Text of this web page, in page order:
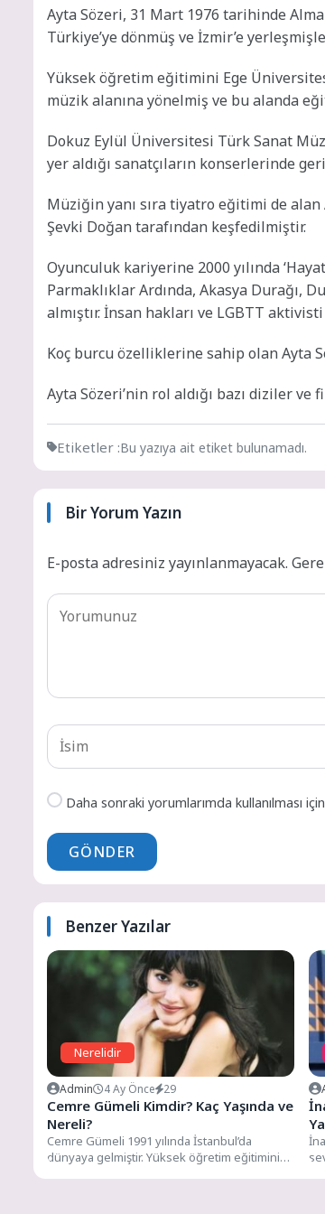
Ayta Sözeri, 31 Mart 1976 tarihinde
Türkiye’ye dönmüş ve İzmir’e
Yüksek öğretim eğitimini Ege
müzik alanına yönelmiş ve bu alanda
Dokuz Eylül Üniversitesi Türk Sanat
yer aldığı sanatçıların konserlerinde
Müziğin yanı sıra tiyatro eğitimi de
Şevki Doğan tarafından keşfedilmiştir.
Oyunculuk kariyerine 2000 yılında
Parmaklıklar Ardında, Akasya Durağı,
almıştır. İnsan hakları ve LGBTT
Koç burcu özelliklerine sahip olan Ayta
Ayta Sözeri’nin rol aldığı bazı diziler ve
Etiketler :Bu yazıya ait etiket bulunamadı.
Bir Yorum Yazın
E-posta adresiniz yayınlanmayacak.
Daha sonraki yorumlarımda kullanılması
GÖNDER
Benzer Yazılar
Nerelidir
Admin 4 Ay Önce 29
Cemre Gümeli Kimdir? Kaç Yaşında ve
Nereli?
Cemre Gümeli 1991 yılında İstanbul’da
dünyaya gelmiştir. Yüksek öğretim eğitimini